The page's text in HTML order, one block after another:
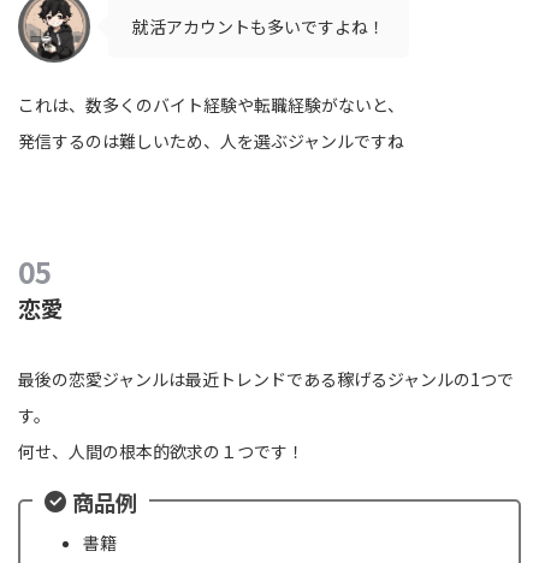
就活アカウントも多いですよね！
これは、数多くのバイト経験や転職経験がないと、
発信するのは難しいため、人を選ぶジャンルですね
恋愛
最後の恋愛ジャンルは最近トレンドである稼げるジャンルの1つで
す。
何せ、人間の根本的欲求の１つです！
商品例
書籍